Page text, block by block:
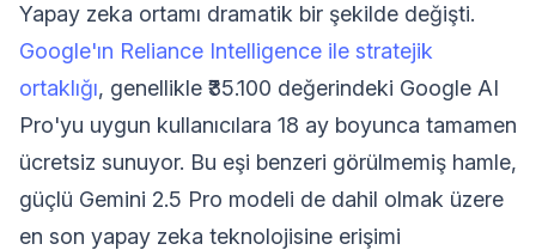
Yapay zeka ortamı dramatik bir şekilde değişti.
Google'ın Reliance Intelligence ile stratejik
ortaklığı, genellikle ₹35.100 değerindeki Google AI
Pro'yu uygun kullanıcılara 18 ay boyunca tamamen
ücretsiz sunuyor. Bu eşi benzeri görülmemiş hamle,
güçlü Gemini 2.5 Pro modeli de dahil olmak üzere
en son yapay zeka teknolojisine erişimi